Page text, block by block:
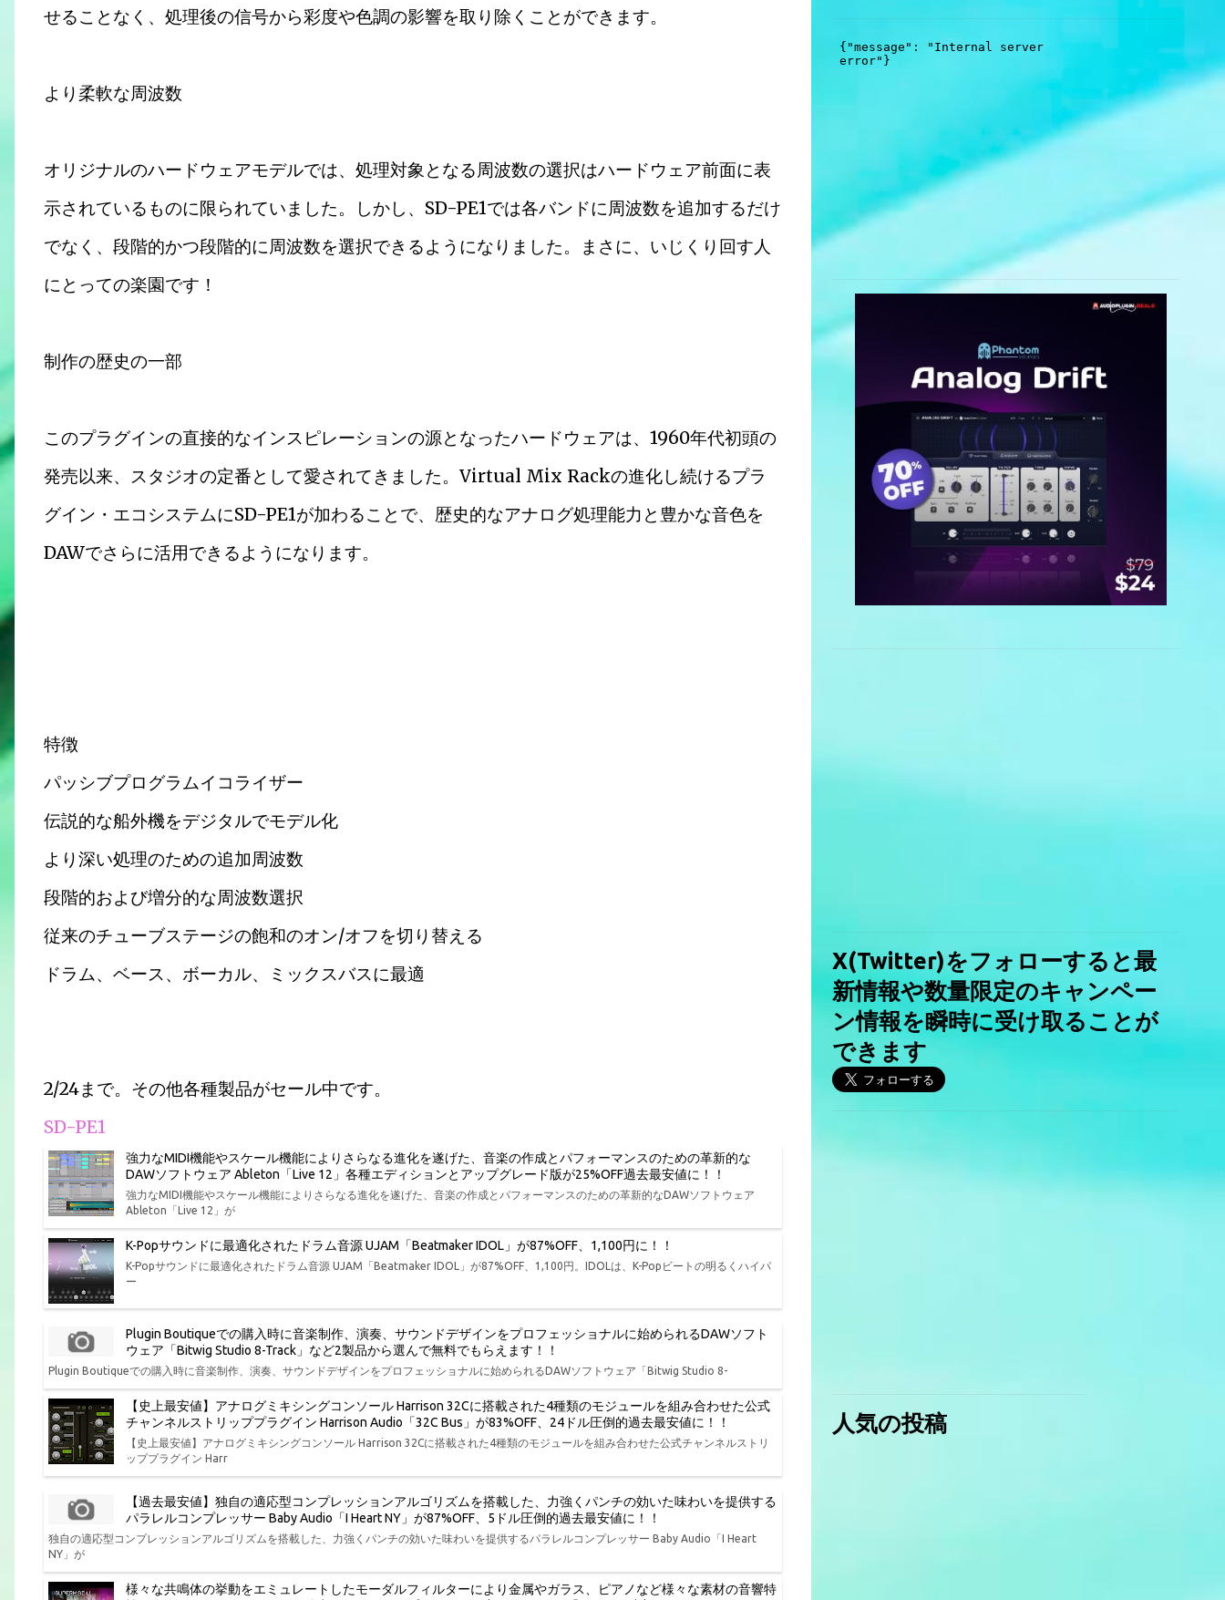
せることなく、処理後の信号から彩度や色調の影響を取り除くことができます。
より柔軟な周波数
オリジナルのハードウェアモデルでは、処理対象となる周波数の選択はハードウェア前面に表
示されているものに限られていました。しかし、SD-PE1では各バンドに周波数を追加するだけ
でなく、段階的かつ段階的に周波数を選択できるようになりました。まさに、いじくり回す人
にとっての楽園です！
制作の歴史の一部
このプラグインの直接的なインスピレーションの源となったハードウェアは、1960年代初頭の
発売以来、スタジオの定番として愛されてきました。Virtual Mix Rackの進化し続けるプラ
グイン・エコシステムにSD-PE1が加わることで、歴史的なアナログ処理能力と豊かな音色を
DAWでさらに活用できるようになります。
特徴
パッシブプログラムイコライザー
伝説的な船外機をデジタルでモデル化
より深い処理のための追加周波数
段階的および増分的な周波数選択
従来のチューブステージの飽和のオン/オフを切り替える
ドラム、ベース、ボーカル、ミックスバスに最適
2/24まで。その他各種製品がセール中です。
SD-PE1
強力なMIDI機能やスケール機能によりさらなる進化を遂げた、音楽の作成とパフォーマンスのための革新的な
DAWソフトウェア Ableton「Live 12」各種エディションとアップグレード版が25%OFF過去最安値に！！
強力なMIDI機能やスケール機能によりさらなる進化を遂げた、音楽の作成とパフォーマンスのための革新的なDAWソフトウェア
Ableton「Live 12」が
K-Popサウンドに最適化されたドラム音源 UJAM「Beatmaker IDOL」が87%OFF、1,100円に！！
K-Popサウンドに最適化されたドラム音源 UJAM「Beatmaker IDOL」が87%OFF、1,100円。IDOLは、K-Popビートの明るくハイパ
ー
Plugin Boutiqueでの購入時に音楽制作、演奏、サウンドデザインをプロフェッショナルに始められるDAWソフト
ウェア「Bitwig Studio 8-Track」など2製品から選んで無料でもらえます！！
Plugin Boutiqueでの購入時に音楽制作、演奏、サウンドデザインをプロフェッショナルに始められるDAWソフトウェア「Bitwig Studio 8-
【史上最安値】アナログミキシングコンソール Harrison 32Cに搭載された4種類のモジュールを組み合わせた公式
チャンネルストリッププラグイン Harrison Audio「32C Bus」が83%OFF、24ドル圧倒的過去最安値に！！
【史上最安値】アナログミキシングコンソール Harrison 32Cに搭載された4種類のモジュールを組み合わせた公式チャンネルストリ
ッププラグイン Harr
【過去最安値】独自の適応型コンプレッションアルゴリズムを搭載した、力強くパンチの効いた味わいを提供する
パラレルコンプレッサー Baby Audio「I Heart NY」が87%OFF、5ドル圧倒的過去最安値に！！
独自の適応型コンプレッションアルゴリズムを搭載した、力強くパンチの効いた味わいを提供するパラレルコンプレッサー Baby Audio「I Heart
NY」が
様々な共鳴体の挙動をエミュレートしたモーダルフィルターにより金属やガラス、ピアノなど様々な素材の音響特
X(Twitter)をフォローすると最
新情報や数量限定のキャンペー
ン情報を瞬時に受け取ることが
できます
人気の投稿